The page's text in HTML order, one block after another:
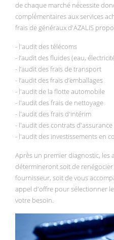
de chaque marché nécessite
complémentaires aux services
frais de généraux d'AZALIS
- l'audit des télécoms
- l’audit des fluides (eau,
- l’audit des frais de transport
- l’audit des frais d’emballages
- l'audit de la flotte automobile
- l'audit des frais de nettoyage
- l'audit des frais d'intérim
- l'audit des contrats d'assurance
- l'audit des investissements en
Après un premier diagnostic, les
détermineront soit de
fournisseur, soit de vous
appel d'offre pour sélectionner
votre besoin.